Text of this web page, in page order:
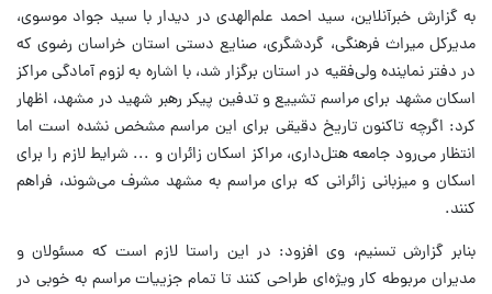
به گزارش خبرآنلاین، سید احمد علم‌الهدی در دیدار با سید جواد موسوی،
مدیرکل میراث فرهنگی، گردشگری، صنایع دستی استان خراسان رضوی که
در دفتر نماینده ولی‌فقیه در استان برگزار شد، با اشاره به لزوم آمادگی مراکز
اسکان مشهد برای مراسم تشییع و تدفین پیکر رهبر شهید در مشهد، اظهار
کرد: اگرچه تاکنون تاریخ دقیقی برای این مراسم مشخص نشده است اما
انتظار می‌رود جامعه هتل‌داری، مراکز اسکان زائران و ... شرایط لازم را برای
اسکان و میزبانی زائرانی که برای مراسم به مشهد مشرف می‌شوند، فراهم
کنند.
بنابر گزارش تسنیم، وی افزود: در این راستا لازم است که مسئولان و
مدیران مربوطه کار ویژه‌ای طراحی کنند تا تمام جزییات مراسم به خوبی در